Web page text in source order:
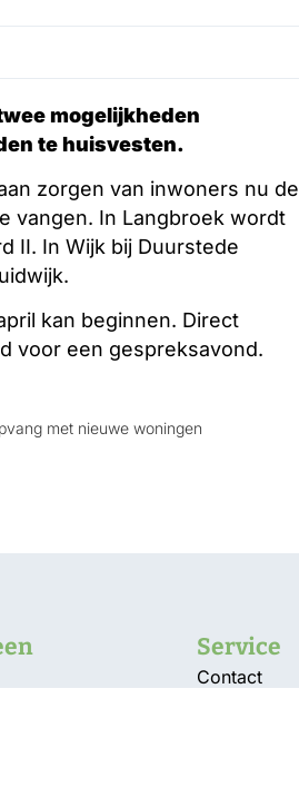
mogelijkheden
te huisvesten.
zorgen van inwoners nu de
vangen. In Langbroek wordt
II. In Wijk bij Duurstede
kan beginnen. Direct
voor een gespreksavond.
met nieuwe woningen
Service
Contact